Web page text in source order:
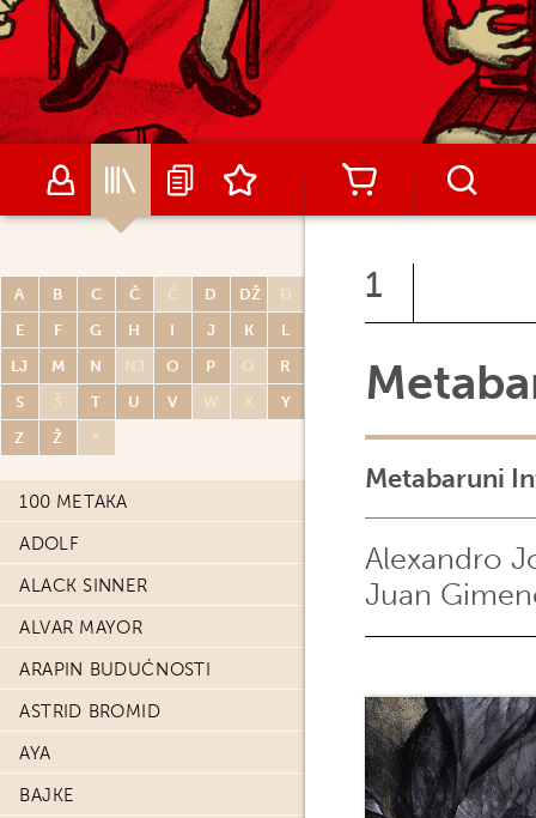
A B C Č Ć D DŽ
Đ
E
F G H I J K
L
LJ
M N NJ O P Q
R
S
Š T U V W X
Y
Z
Ž *
100 METAKA
ADOLF
ALACK SINNER
ALVAR MAYOR
ARAPIN BUDUĆNOSTI
ASTRID BROMID
AYA
BAJKE
1
Metabaruni
Alexandro
Juan